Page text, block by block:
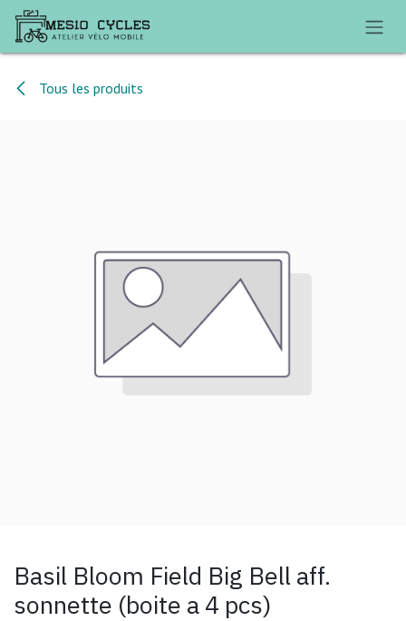
Se rendre au contenu
Tous les produits
Basil Bloom Field Big Bell aff.
sonnette (boite a 4 pcs)